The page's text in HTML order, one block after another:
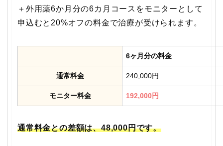
＋外用薬6か月分の6カ月コースをモニターとして
申込むと20%オフの料金で治療が受けられます。
6ヶ月分の料金
通常料金 240,000円
モニター料金 192,000円
通常料金との差額は、48,000円です。